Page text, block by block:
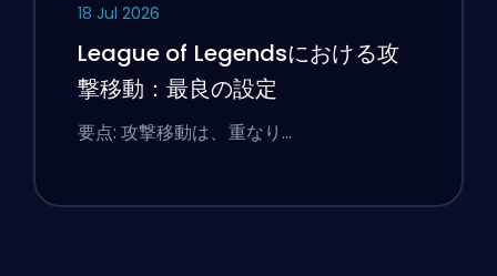
18 Jul 2026
League of Legendsにおける攻
撃移動：最良の設定
要点: 攻撃移動は、重なり…